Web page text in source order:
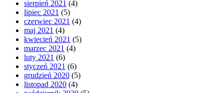
sierpień 2021 (4)
lipiec 2021 (5)
czerwiec 2021 (4)
maj 2021 (4)
kwiecień 2021 (5)
marzec 2021 (4)
luty 2021 (6)
styczeń 2021 (6)
grudzień 2020 (5)
listopad 2020 (4)